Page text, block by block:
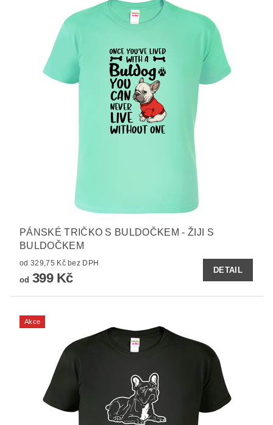
PÁNSKÉ TRIČKO S BULDOČKEM - ŽIJI S
BULDOČKEM
od 329,75 Kč bez DPH
od 399 Kč
DETAIL
Akce